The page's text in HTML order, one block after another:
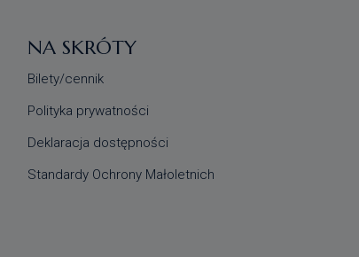
NA SKRÓTY
Bilety/cennik
Polityka prywatności
Deklaracja dostępności
Standardy Ochrony Małoletnich